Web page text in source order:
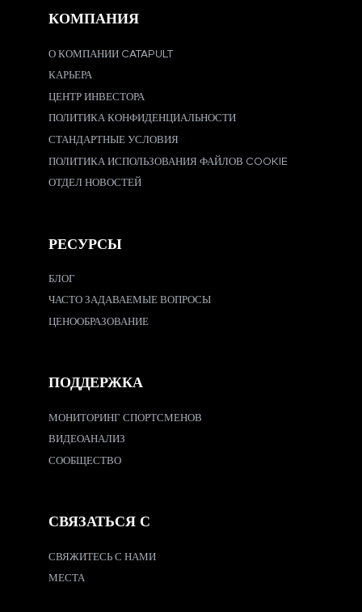
КОМПАНИЯ
О КОМПАНИИ CATAPULT
КАРЬЕРА
ЦЕНТР ИНВЕСТОРА
ПОЛИТИКА КОНФИДЕНЦИАЛЬНОСТИ
СТАНДАРТНЫЕ УСЛОВИЯ
ПОЛИТИКА ИСПОЛЬЗОВАНИЯ ФАЙЛОВ COOKIE
ОТДЕЛ НОВОСТЕЙ
РЕСУРСЫ
БЛОГ
ЧАСТО ЗАДАВАЕМЫЕ ВОПРОСЫ
ЦЕНООБРАЗОВАНИЕ
ПОДДЕРЖКА
МОНИТОРИНГ СПОРТСМЕНОВ
ВИДЕОАНАЛИЗ
СООБЩЕСТВО
СВЯЗАТЬСЯ С
СВЯЖИТЕСЬ С НАМИ
МЕСТА